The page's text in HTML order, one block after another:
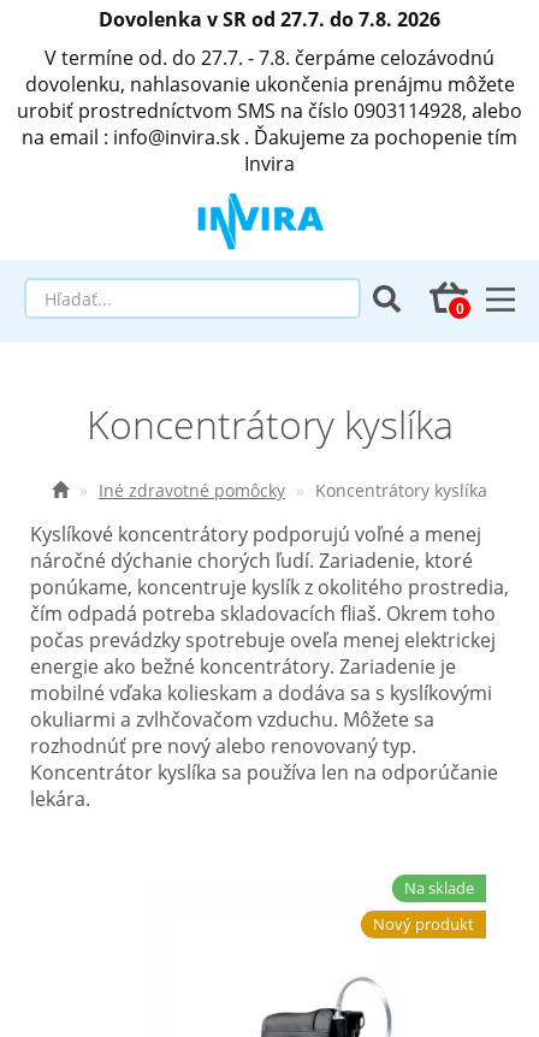
Dovolenka v SR od 27.7. do 7.8. 2026
V termíne od. do 27.7. - 7.8. čerpáme celozávodnú
dovolenku, nahlasovanie ukončenia prenájmu môžete
urobiť prostredníctvom SMS na číslo 0903114928, alebo
na email : info@invira.sk . Ďakujeme za pochopenie tím
Invira
Matrace a antidekubitné programy
Invalidné vozíky
Elektrické vozíky
Ostatné pomôcky
Zdravotnícke prístroje
Požičovňa
Akcie a zľavy
Koncentrátory kyslíka
Iné zdravotné pomôcky Koncentrátory kyslíka
Kyslíkové koncentrátory podporujú voľné a menej
náročné dýchanie chorých ľudí. Zariadenie, ktoré
ponúkame, koncentruje kyslík z okolitého prostredia,
čím odpadá potreba skladovacích fliaš. Okrem toho
počas prevádzky spotrebuje oveľa menej elektrickej
energie ako bežné koncentrátory. Zariadenie je
mobilné vďaka kolieskam a dodáva sa s kyslíkovými
okuliarmi a zvlhčovačom vzduchu. Môžete sa
rozhodnúť pre nový alebo renovovaný typ.
Koncentrátor kyslíka sa používa len na odporúčanie
lekára.
Na sklade
Nový produkt